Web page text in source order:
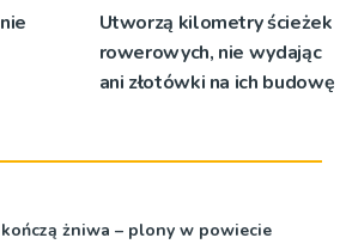
Utworzą kilometry ścieżek
rowerowych, nie wydając
ani złotówki na ich budowę
żniwa – plony w powiecie